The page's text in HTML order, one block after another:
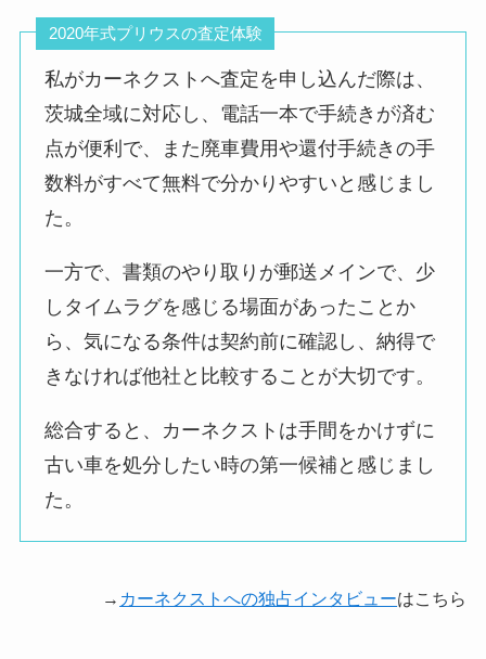
す。
悪い評判
車両引き取りの際、
引き取りのみを委託
された業者のよう
らないようだった。
にはカーネクストと
書かれてはいたが、
きちんとお金が振り
不安になった。
たが、
2020年式プリウスの査定体験
私がカーネクストへ査定を申し込んだ際は、
茨城全域に対応し、電話一本で手続きが済む
点が便利で、また廃車費用や還付手続きの手
数料がすべて無料で分かりやすいと感じまし
た。
一方で、書類のやり取りが郵送メインで、少
しタイムラグを感じる場面があったことか
ら、気になる条件は契約前に確認し、納得で
きなければ他社と比較することが大切です。
総合すると、カーネクストは手間をかけずに
古い車を処分したい時の第一候補と感じまし
た。
→ カーネクストへの独占インタビューはこちら